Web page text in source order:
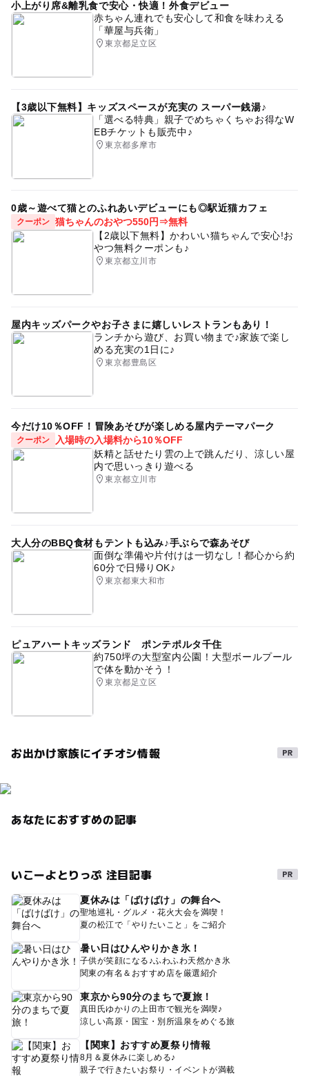
室内なので雨でも大丈夫 絵本
小上がり席&離乳食で安心・快適！外食デビュー
赤ちゃん連れでも安心して和食を味わえる
「華屋与兵衛」
東京都足立区
【3歳以下無料】キッズスペースが充実の スーパー銭湯♪
「選べる特典」親子でめちゃくちゃお得なW
EBチケットも販売中♪
東京都多摩市
0歳～遊べて猫とのふれあいデビューにも◎駅近猫カフェ
クーポン 猫ちゃんのおやつ550円⇒無料
【2歳以下無料】かわいい猫ちゃんで安心!お
やつ無料クーポンも♪
東京都立川市
屋内キッズパークやお子さまに嬉しいレストランもあり！
ランチから遊び、お買い物まで♪家族で楽し
める充実の1日に♪
東京都豊島区
今だけ10％OFF！冒険あそびが楽しめる屋内テーマパーク
クーポン
入場時の入場料から10％OFF
妖精と話せたり雲の上で跳んだり、涼しい屋
内で思いっきり遊べる
東京都立川市
大人分のBBQ食材もテントも込み♪手ぶらで森あそび
面倒な準備や片付けは一切なし！都心から約
60分で日帰りOK♪
東京都東大和市
ピュアハートキッズランド ポンテポルタ千住
約750坪の大型室内公園！大型ボールプール
で体を動かそう！
東京都足立区
お出かけ家族にイチオシ情報
あなたにおすすめの記事
いこーよとりっぷ 注目記事
夏休みは「ばけばけ」の舞台へ
聖地巡礼・グルメ・花火大会を満喫！
夏の松江で「やりたいこと」をご紹介
暑い日はひんやりかき氷！
子供が笑顔になる♪ふわふわ天然かき氷
関東の有名＆おすすめ店を厳選紹介
東京から90分のまちで夏旅！
真田氏ゆかりの上田市で観光を満喫♪
涼しい高原・国宝・別所温泉をめぐる旅
【関東】おすすめ夏祭り情報
8月＆夏休みに楽しめる♪
親子で行きたいお祭り・イベントが満載